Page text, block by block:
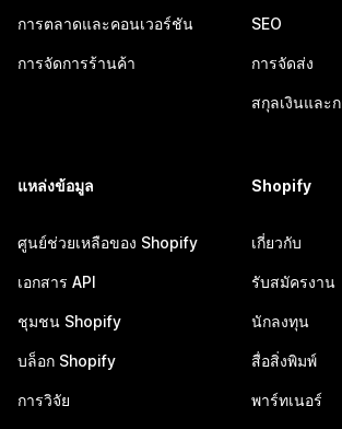
การตลาดและคอนเวอร์ชัน
การจัดการร้านค้า
SEO
การจัดส่ง
สกุลเงินและ
แหล่งข้อมูล
ศูนย์ช่วยเหลือของ Shopify
เอกสาร API
ชุมชน Shopify
บล็อก Shopify
การวิจัย
Shopify
เกี่ยวกับ
รับสมัครงาน
นักลงทุน
สื่อสิ่งพิมพ์
พาร์ทเนอร์